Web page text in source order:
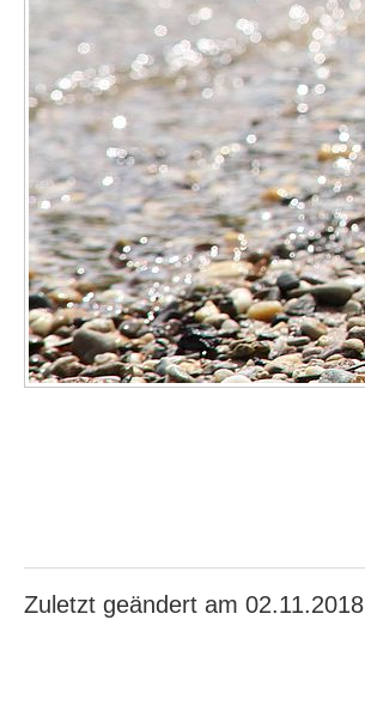
Zuletzt geändert am 02.11.2018